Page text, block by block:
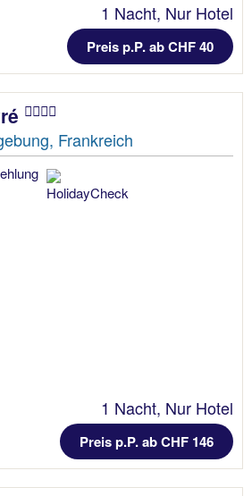
1 Nacht, Nur Hotel
Preis p.P. ab CHF 40
Frankreich
1 Nacht, Nur Hotel
Preis p.P. ab CHF 146